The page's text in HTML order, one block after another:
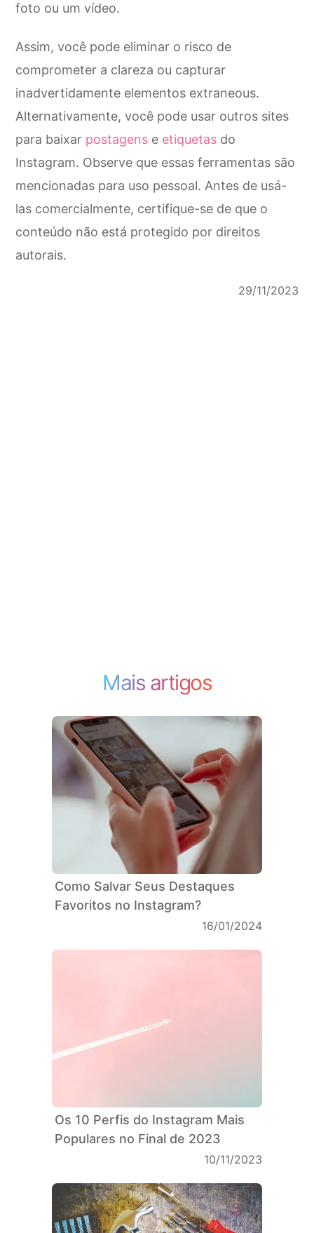
foto ou um vídeo.
Assim, você pode eliminar o risco de
comprometer a clareza ou capturar
inadvertidamente elementos extraneous.
Alternativamente, você pode usar outros sites
para baixar postagens e etiquetas do
Instagram. Observe que essas ferramentas são
mencionadas para uso pessoal. Antes de usá-
las comercialmente, certifique-se de que o
conteúdo não está protegido por direitos
autorais.
29/11/2023
Mais artigos
Como Salvar Seus Destaques
Favoritos no Instagram?
16/01/2024
Os 10 Perfis do Instagram Mais
Populares no Final de 2023
10/11/2023